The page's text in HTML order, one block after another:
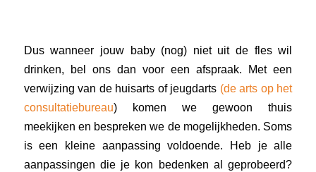
Dus wanneer jouw baby (nog) niet uit de fles wil
drinken, bel ons dan voor een afspraak. Met een
verwijzing van de huisarts of jeugdarts (de arts op het
consultatiebureau) komen we gewoon thuis
meekijken en bespreken we de mogelijkheden. Soms
is een kleine aanpassing voldoende. Heb je alle
aanpassingen die je kon bedenken algeprobeerd?